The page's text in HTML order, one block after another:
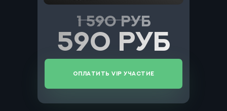
Оплатить VIP участие
590 руб
1 590 руб